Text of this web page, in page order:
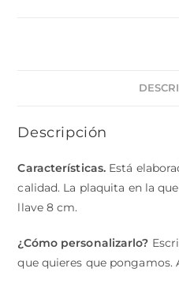
Descripción
Características. Está
calidad. La plaquita en la
llave 8 cm.
¿Cómo personalizarlo?
que quieres que pongamos.